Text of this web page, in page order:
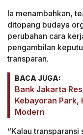
Ia menambahkan,
ditopang budaya
perubahan cara
pengambilan
transparan.
BACA JUGA:
Bank Jakarta
Kebayoran Park,
Modern
“Kalau